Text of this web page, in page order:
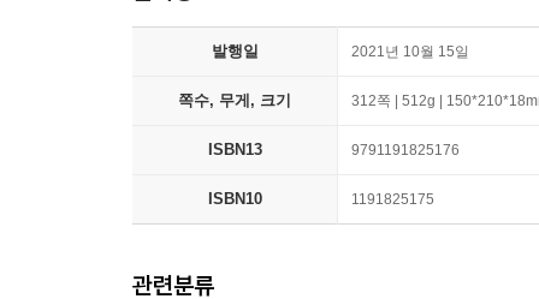
발행일 2021년 10월 15일
쪽수, 무게, 크기 312쪽 | 512g |
ISBN13 9791191825176
ISBN10 1191825175
관련분류